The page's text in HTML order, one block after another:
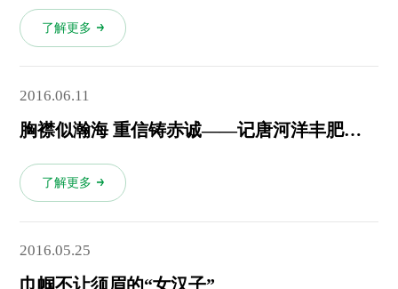
了解更多
2016.06.11
胸襟似瀚海 重信铸赤诚——记唐河洋丰肥料销售专业户李海重
了解更多
2016.05.25
巾帼不让须眉的“女汉子”